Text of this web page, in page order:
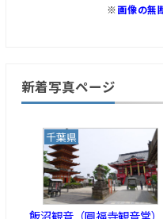
※画像の無
新着写真ページ
千葉県